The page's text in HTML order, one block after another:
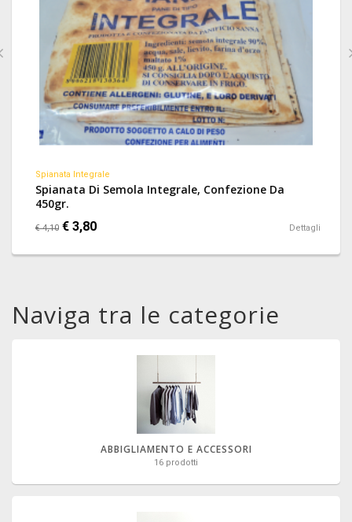
Spianata Integrale
Spianata Di Semola Integrale, Confezione Da
450gr.
€ 4,10 € 3,80 Dettagli
Naviga tra le categorie
ABBIGLIAMENTO E ACCESSORI
16 prodotti